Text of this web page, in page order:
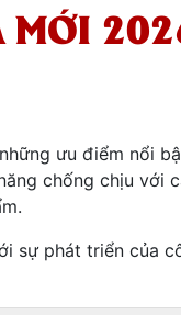
MỚI
ưu điểm nổi
chống chịu với
sự phát triển của